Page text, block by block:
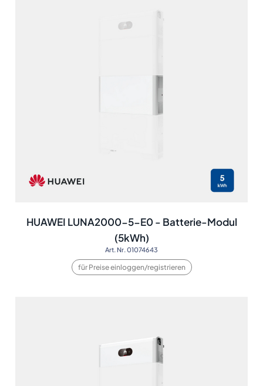
HUAWEI LUNA2000-5-E0 - Batterie-Modul
(5kWh)
Art. Nr. 01074643
für Preise einloggen/registrieren